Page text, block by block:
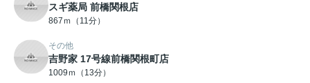
スギ薬局 前橋関根店
867ｍ（11分）
その他
吉野家 17号線前橋関根町店
1009ｍ（13分）